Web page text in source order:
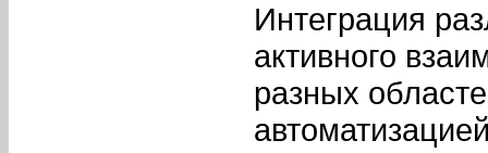
Интеграция
активного
разных